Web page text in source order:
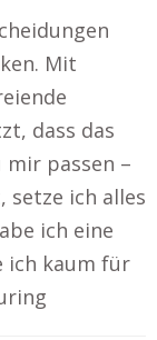
Mit
dass das
mir passen –
setze ich alles
ich eine
ich kaum für